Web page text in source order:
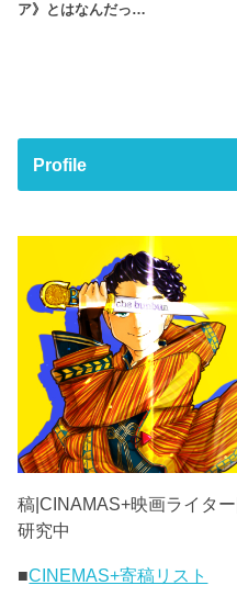
ア》とはなんだっ…
Profile
稿|CINAMAS+映画ライタ
研究中
■CINEMAS+寄稿リスト